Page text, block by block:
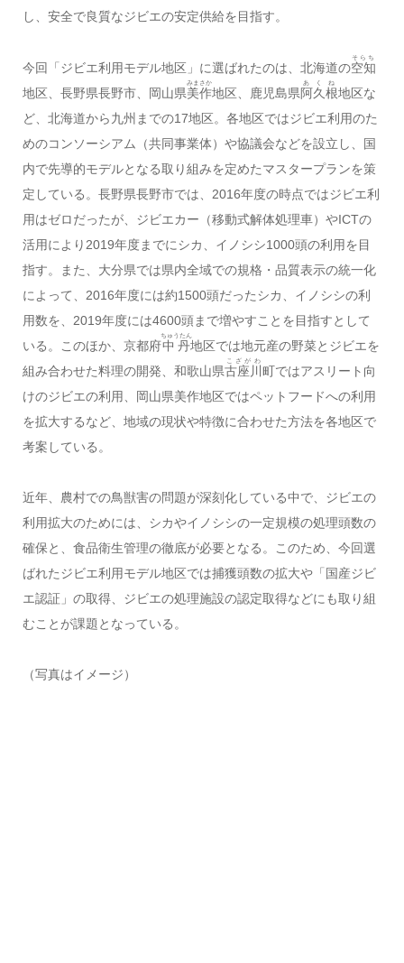
し、安全で良質なジビエの安定供給を目指す。
今回「ジビエ利用モデル地区」に選ばれたのは、北海道の空知
そらち
地区、長野県長野市、岡山県美作
みまさか
地区、鹿児島県阿久根
あくね
地区な
ど、北海道から九州までの17地区。各地区ではジビエ利用のた
めのコンソーシアム（共同事業体）や協議会などを設立し、国
内で先導的モデルとなる取り組みを定めたマスタープランを策
定している。長野県長野市では、2016年度の時点ではジビエ利
用はゼロだったが、ジビエカー（移動式解体処理車）やICTの
活用により2019年度までにシカ、イノシシ1000頭の利用を目
指す。また、大分県では県内全域での規格・品質表示の統一化
によって、2016年度には約1500頭だったシカ、イノシシの利
用数を、2019年度には4600頭まで増やすことを目指すとして
いる。このほか、京都府中丹
ちゅうたん
地区では地元産の野菜とジビエを
組み合わせた料理の開発、和歌山県古座川
こざがわ
町ではアスリート向
けのジビエの利用、岡山県美作地区ではペットフードへの利用
を拡大するなど、地域の現状や特徴に合わせた方法を各地区で
考案している。
近年、農村での鳥獣害の問題が深刻化している中で、ジビエの
利用拡大のためには、シカやイノシシの一定規模の処理頭数の
確保と、食品衛生管理の徹底が必要となる。このため、今回選
ばれたジビエ利用モデル地区では捕獲頭数の拡大や「国産ジビ
エ認証」の取得、ジビエの処理施設の認定取得などにも取り組
むことが課題となっている。
（写真はイメージ）